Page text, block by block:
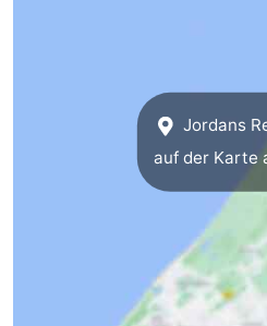
Jordans
auf der Karte